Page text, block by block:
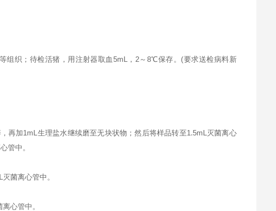
织；待检活猪，用注射器取血5mL，2～8℃保存。(要求送检病料新
加1mL生理盐水继续磨至无块状物；然后将样品转至1.5mL灭菌离心
管中。
菌离心管中。
心管中。